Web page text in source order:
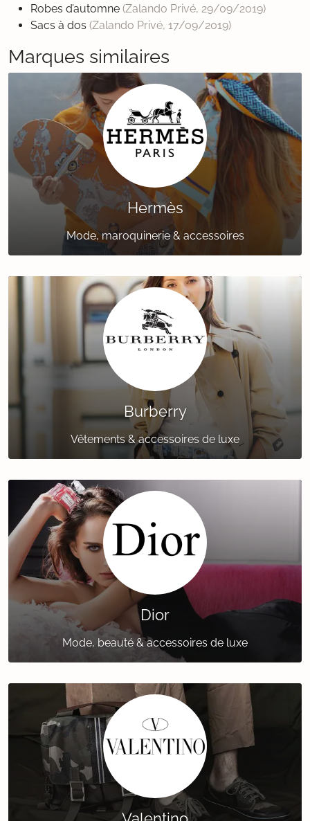
Robes d’automne (Zalando Privé, 29/09/2019)
Sacs à dos (Zalando Privé, 17/09/2019)
Marques similaires
Hermès
Mode, maroquinerie & accessoires
Burberry
Vêtements & accessoires de luxe
Dior
Mode, beauté & accessoires de luxe